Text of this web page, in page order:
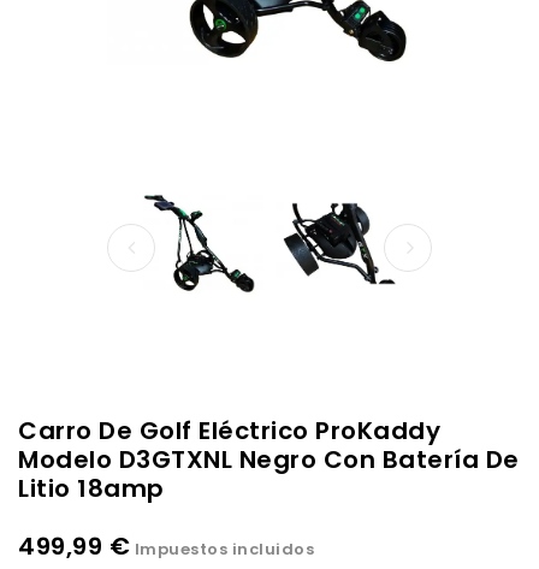
Carro De Golf Eléctrico ProKaddy
Modelo D3GTXNL Negro Con Batería De
Litio 18amp
499,99 € Impuestos incluidos